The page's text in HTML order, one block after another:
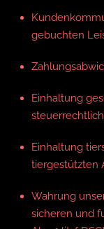
gebuchten
Einhaltung
Einhaltung
tiergestützten
Wahrung
sicheren und